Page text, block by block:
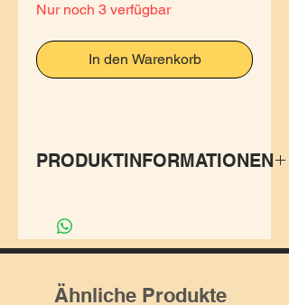
Nur noch 3 verfügbar
In den Warenkorb
PRODUKTINFORMATIONEN
schmeicheln die Hüften.
Modisch über Hosen,
tragen.
Ähnliche Produkte